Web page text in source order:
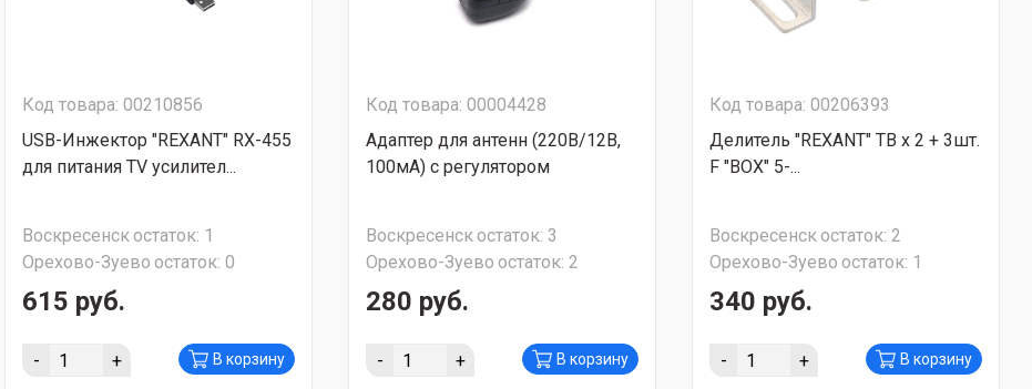
Код товара: 00210856
USB-Инжектор "REXANT" RX-455
для питания TV усилител...
Воскресенскостаток: 1
Орехово-Зуево остаток: 0
615 руб.
- + В корзину
Код товара: 00004428
Адаптер для антенн (220В/12В,
100мА) с регулятором
Воскресенскостаток: 3
Орехово-Зуево остаток: 2
280 руб.
- + В корзину
Код товара: 00206393
Делитель "REXANT" ТВ х 2 + 3шт.
F "BOX" 5-...
Воскресенскостаток: 2
Орехово-Зуево остаток: 1
340 руб.
- + В корзину